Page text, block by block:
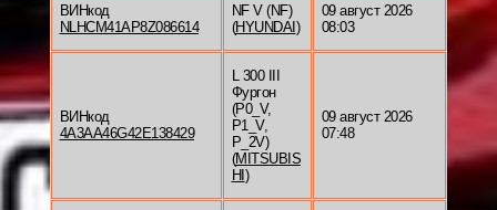
ВИНкод
NLHCM41AP8Z086614
NF V (NF)
(HYUNDAI )
09 август 2026
08:03
ВИНкод
4A3AA46G42E138429
L 300 III
Фургон
(P0_V,
P1_V,
P_2V)
(MITSUBIS
HI )
09 август 2026
07:48